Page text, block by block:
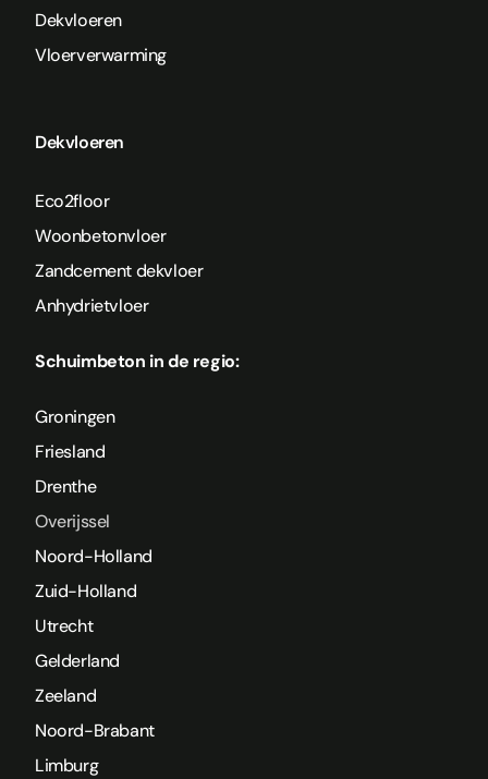
Dekvloeren
Vloerverwarming
Dekvloeren
Eco2floor
Woonbetonvloer
Zandcement dekvloer
Anhydrietvloer
Schuimbeton in de regio:
Groningen
Friesland
Drenthe
Overijssel
Noord-Holland
Zuid-Holland
Utrecht
Gelderland
Zeeland
Noord-Brabant
Limburg